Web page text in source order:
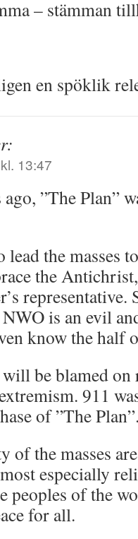
– stämman
en spöklik
13:47
”The Plan”
lead the masses
the
representative.
is an evil
know the half
be blamed
911
of ”The
of the masses
especially
peoples of the
for all.